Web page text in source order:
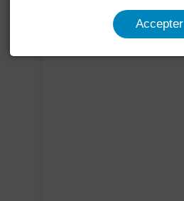
Voir plus de photos
Accepter